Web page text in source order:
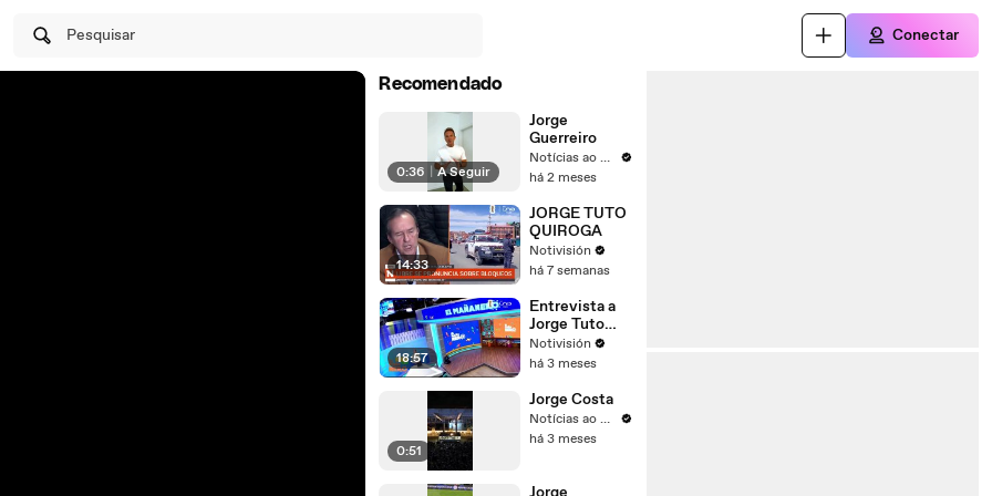
Pesquisar Conectar
Recomendado
0:36 A Seguir
Jorge
Guerreiro
Notícias ao Minuto
há 2 meses
14:33
JORGE TUTO
QUIROGA
Notivisión
há 7 semanas
18:57
Entrevista a
Jorge Tuto
Quiroga
Notivisión
há 3 meses
0:51
Jorge Costa
Notícias ao Minuto
há 3 meses